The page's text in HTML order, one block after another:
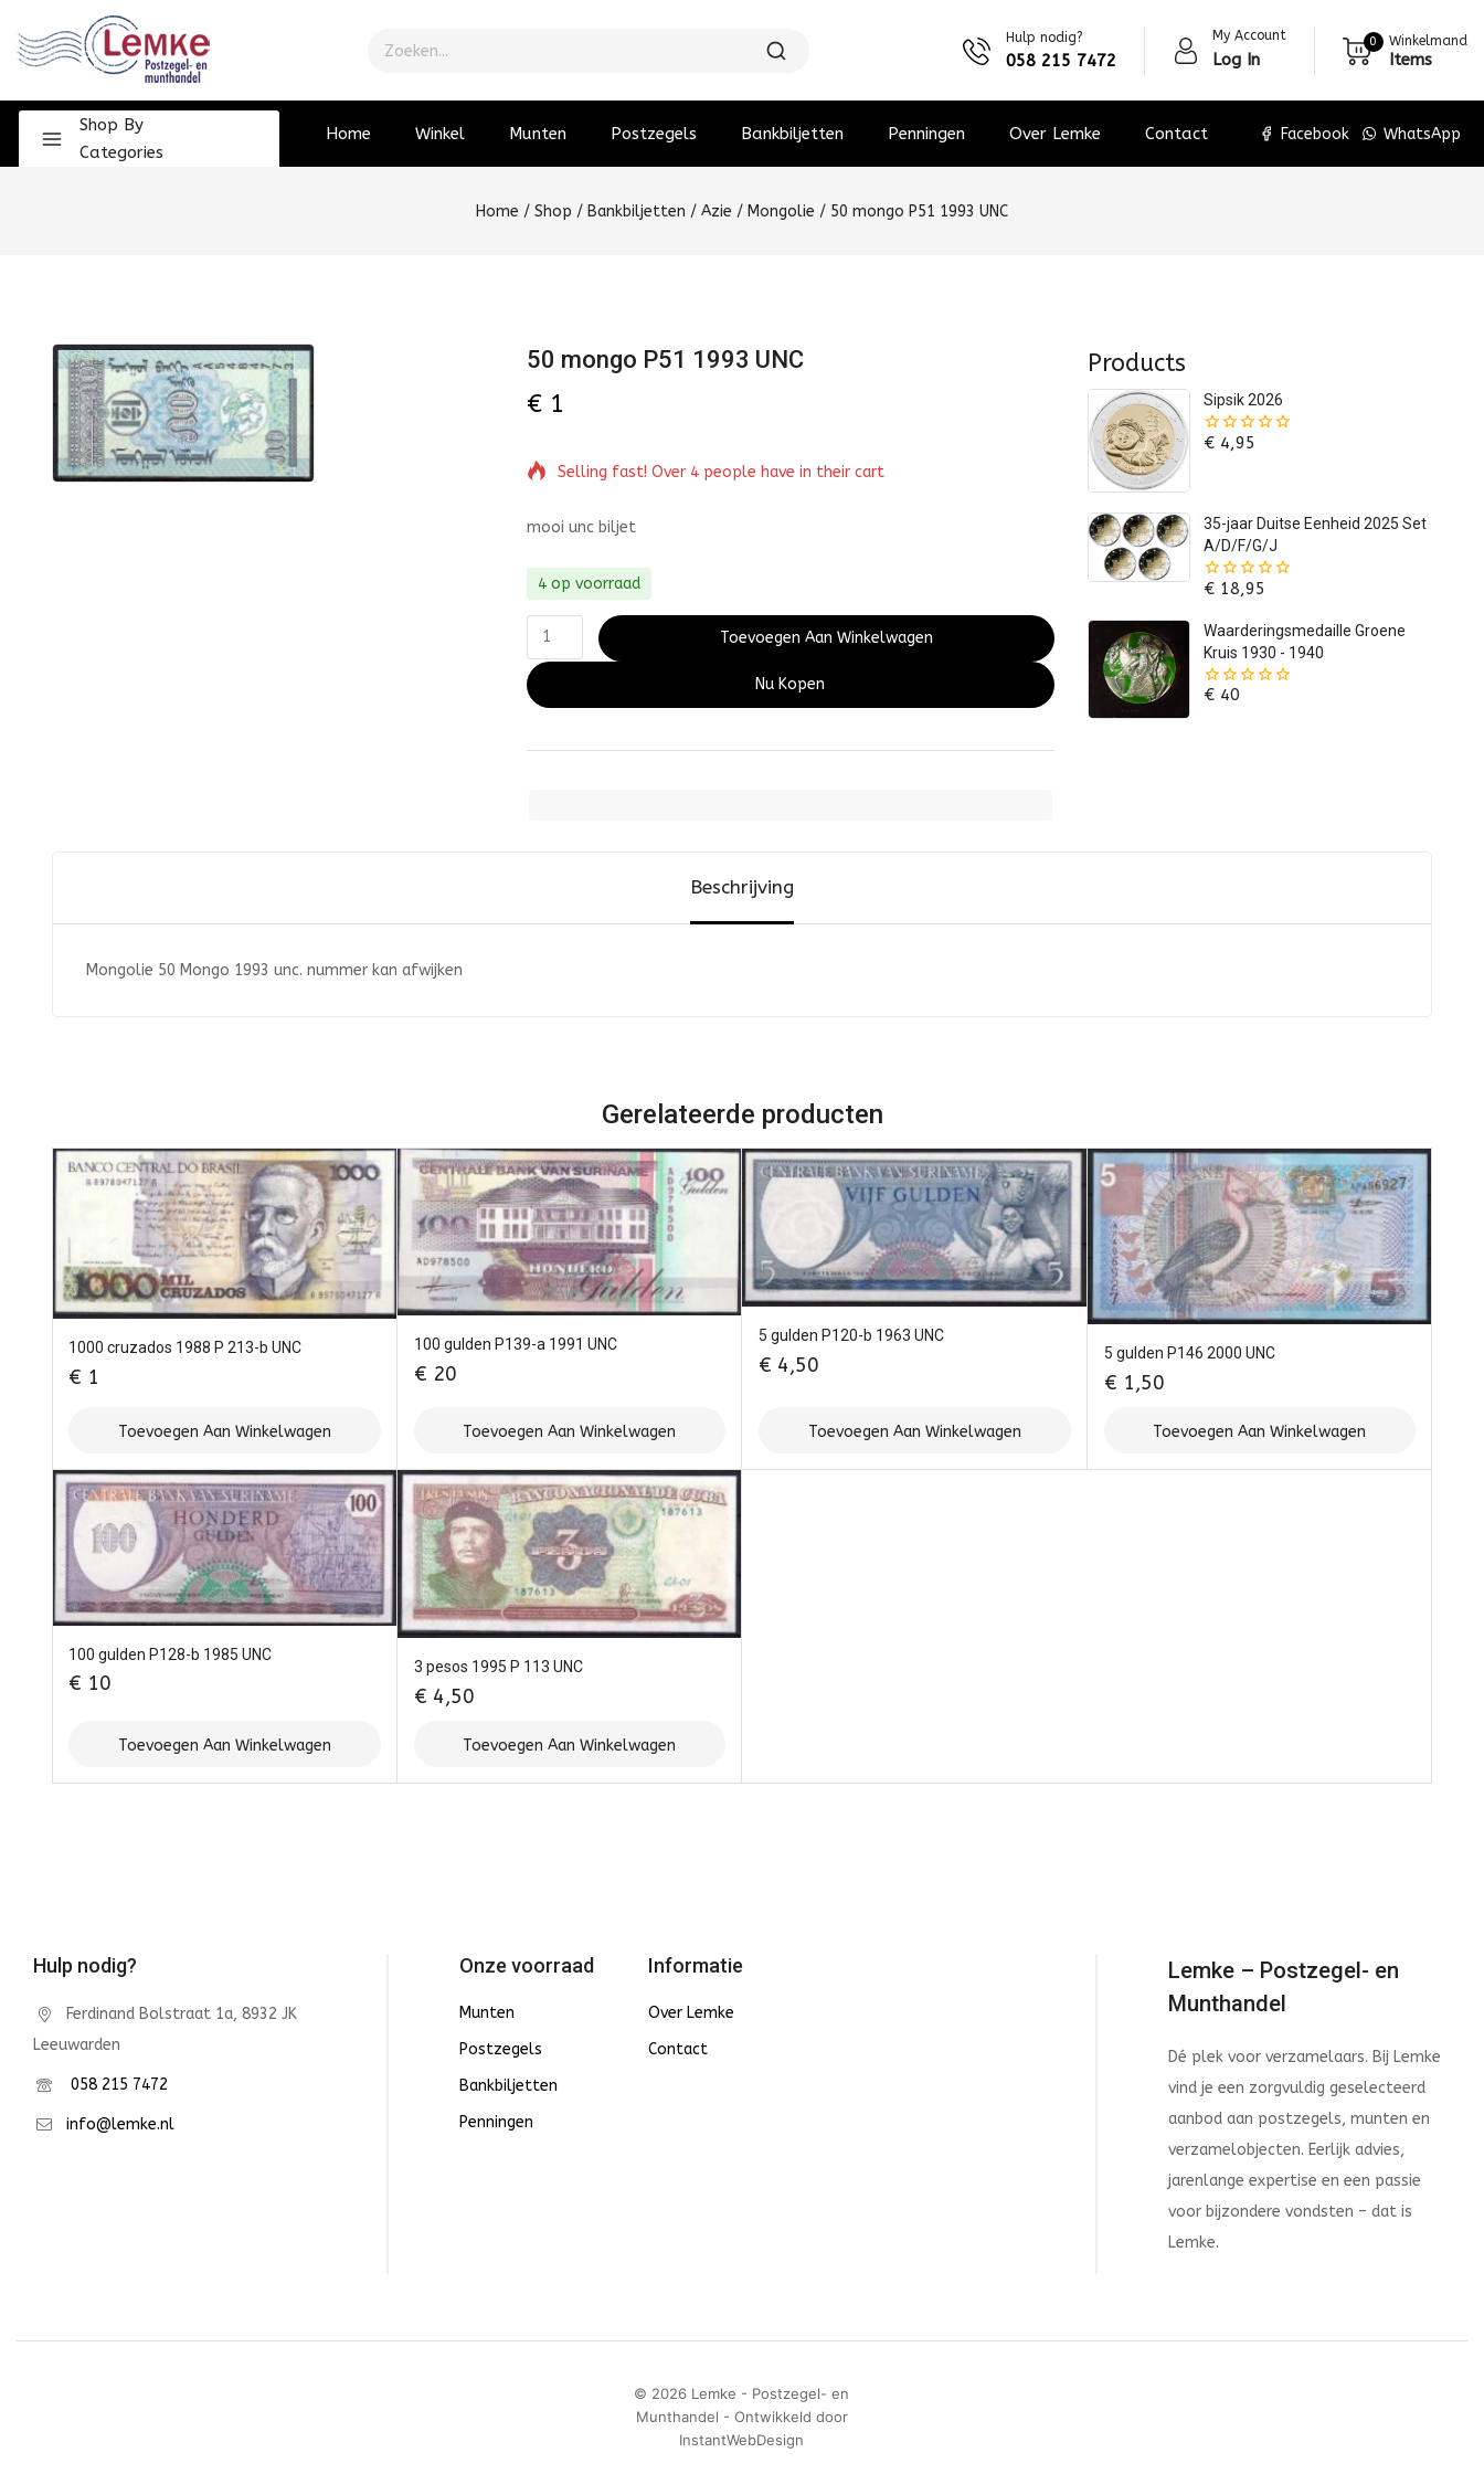
Hulp nodig?
058 215 7472
My Account
Log In
0 Winkelmand
Items
Shop By
Categories
Home Winkel Munten Postzegels Bankbiljetten Penningen Over Lemke Contact Facebook WhatsApp
Home / Shop / Bankbiljetten / Azie / Mongolie / 50 mongo P51 1993 UNC
Products
Sipsik 2026
0
€ 4,95
35-jaar Duitse Eenheid 2025 Set
A/D/F/G/J
0
de
5
€ 18,95
Waarderingsmedaille Groene
Kruis 1930 - 1940
0
€ 40
50 mongo P51 1993 UNC
€ 1
Selling fast! Over 4 people have in their cart
mooi unc biljet
4 op voorraad
Toevoegen Aan Winkelwagen
Nu Kopen
Beschrijving
Mongolie 50 Mongo 1993 unc. nummer kan afwijken
Gerelateerde producten
1000 cruzados 1988 P 213-b UNC
€ 1
Toevoegen Aan Winkelwagen
100 gulden P139-a 1991 UNC
€ 20
Toevoegen Aan Winkelwagen
5 gulden P120-b 1963 UNC
€ 4,50
Toevoegen Aan Winkelwagen
5 gulden P146 2000 UNC
€ 1,50
Toevoegen Aan Winkelwagen
100 gulden P128-b 1985 UNC
€ 10
Toevoegen Aan Winkelwagen
3 pesos 1995 P 113 UNC
€ 4,50
Toevoegen Aan Winkelwagen
Hulp nodig?
Ferdinand Bolstraat 1a, 8932 JK
Leeuwarden
058 215 7472
info@lemke.nl
Onze voorraad
Munten
Postzegels
Bankbiljetten
Penningen
Informatie
Over Lemke
Contact
Lemke – Postzegel- en
Munthandel
Dé plek voor verzamelaars. Bij Lemke
vind je een zorgvuldig geselecteerd
aanbod aan postzegels, munten en
verzamelobjecten. Eerlijk advies,
jarenlange expertise en een passie
voor bijzondere vondsten – dat is
Lemke.
© 2026 Lemke - Postzegel- en
Munthandel - Ontwikkeld door
InstantWebDesign